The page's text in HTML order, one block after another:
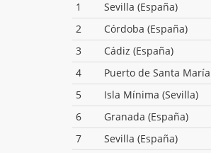
1
Sevilla (España)
2
Córdoba (España)
3
Cádiz (España)
4
Puerto de Santa
5
Isla Mínima (Sevilla)
6
Granada (España)
7
Sevilla (España)